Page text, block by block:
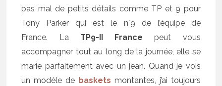
pas mal de petits détails comme TP et 9 pour
Tony Parker qui est le n°9 de l’équipe de
France. La TP9-II France peut vous
accompagner tout au long de la journée, elle se
marie parfaitement avec un jean. Quand je vois
un modèle de baskets montantes, j’ai toujours